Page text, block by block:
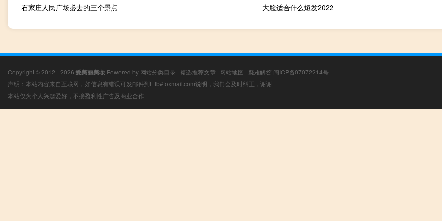
石家庄人民广场必去的三个景点 大脸适合什么短发2022
Copyright © 2012 - 2026 爱美丽美妆 Powered by 网站分类目录 | 精选推荐文章 | 网站地图 | 疑难解答 闽ICP备07072214号
声明：本站内容来自互联网，如信息有错误可发邮件到f_fb#foxmail.com说明，我们会及时纠正，谢谢
本站仅为个人兴趣爱好，不接盈利性广告及商业合作